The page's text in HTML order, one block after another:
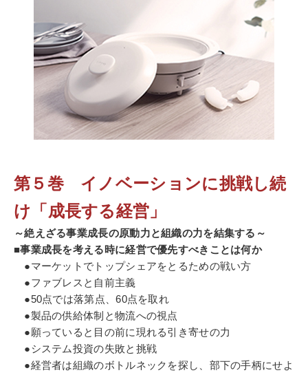
第５巻 イノベーションに挑戦し続
け「成長する経営」
～絶えざる事業成長の原動力と組織の力を結集する～
■事業成長を考える時に経営で優先すべきことは何か
●マーケットでトップシェアをとるための戦い方
●ファブレスと自前主義
●50点では落第点、60点を取れ
●製品の供給体制と物流への視点
●願っていると目の前に現れる引き寄せの力
●システム投資の失敗と挑戦
●経営者は組織のボトルネックを探し、部下の手柄にせよ